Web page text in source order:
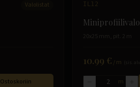
Valolistat
Ostoskoriin
IL12
Miniprofiilivalo
20x25 mm, pit. 2 m
10.99 € /m
m